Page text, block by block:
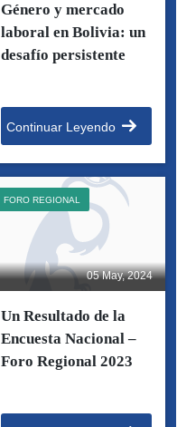
Género y mercado
laboral en Bolivia: un
desafío persistente
Continuar Leyendo
05 May, 2024
FORO REGIONAL
Un Resultado de la
Encuesta Nacional –
Foro Regional 2023